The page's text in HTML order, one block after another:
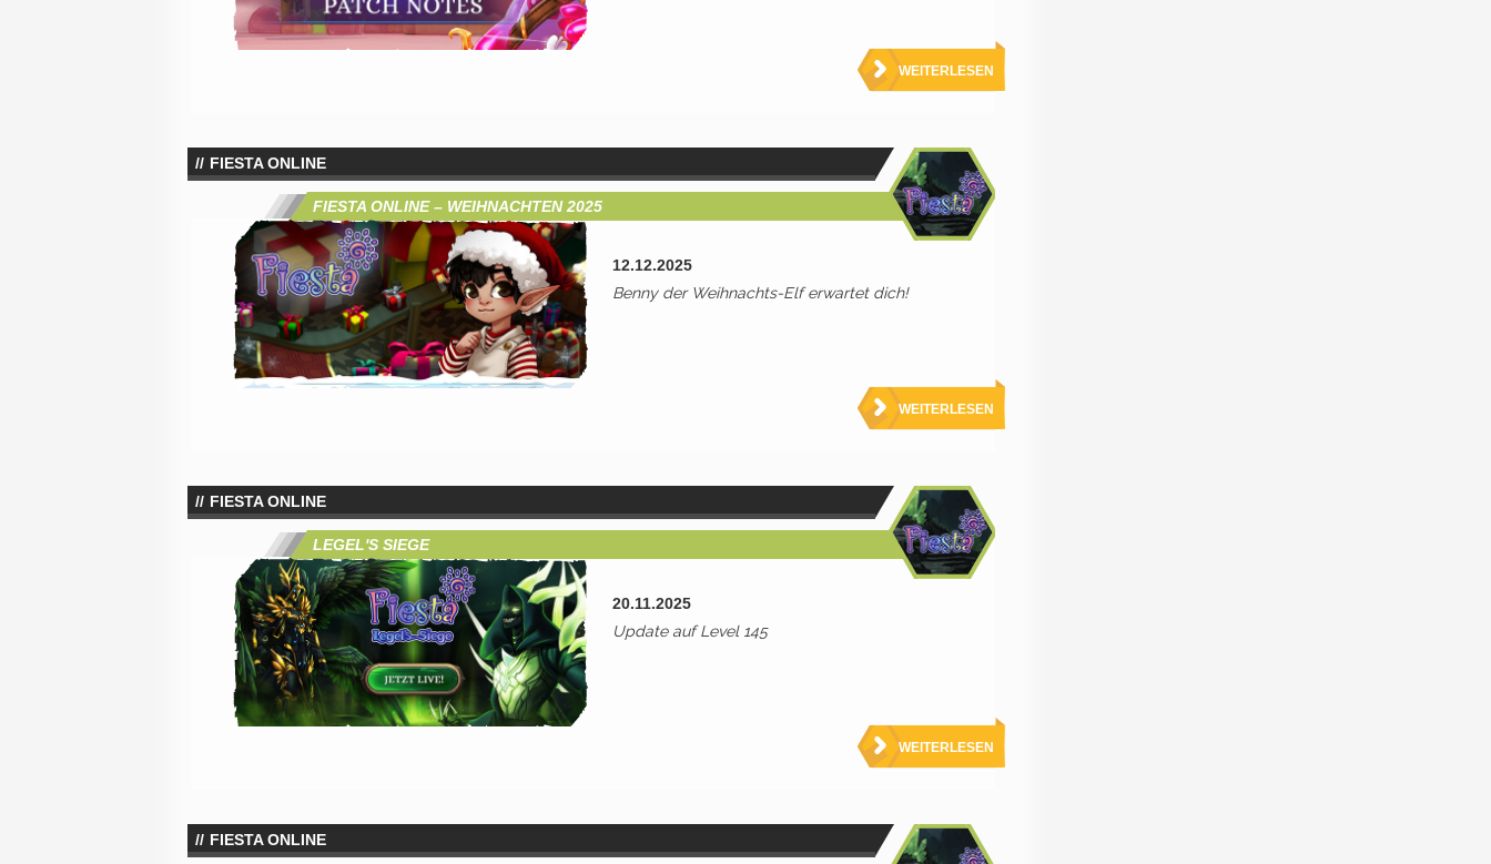
WEITERLESEN
FIESTA ONLINE
FIESTA ONLINE – WEIHNACHTEN 2025
12.12.2025
Benny der Weihnachts-Elf erwartet dich!
WEITERLESEN
FIESTA ONLINE
LEGEL'S SIEGE
20.11.2025
Update auf Level 145
WEITERLESEN
FIESTA ONLINE